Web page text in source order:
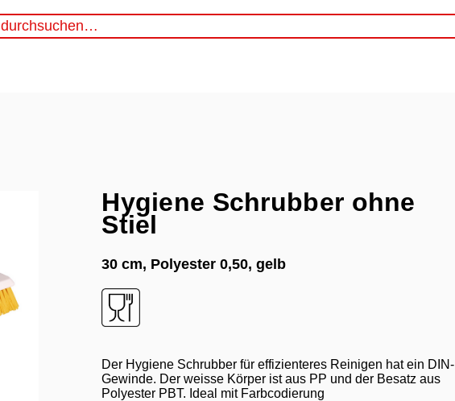
Hygiene Schrubber ohne
Stiel
30 cm, Polyester 0,50, gelb
Der Hygiene Schrubber für effizienteres Reinigen hat ein DIN-
Gewinde. Der weisse Körper ist aus PP und der Besatz aus
Polyester PBT. Ideal mit Farbcodierung